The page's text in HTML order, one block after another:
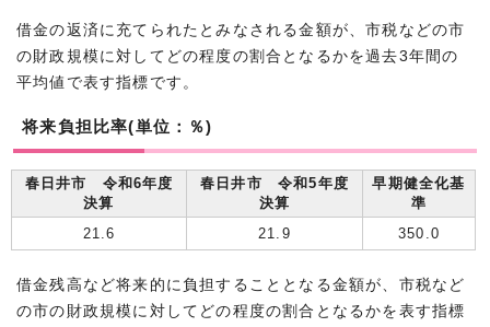
借金の返済に充てられたとみなされる金額が、市税などの市
の財政規模に対してどの程度の割合となるかを過去3年間の
平均値で表す指標です。
将来負担比率(単位：％)
春日井市 令和6年度
決算
春日井市 令和5年度
決算
早期健全化基
準
21.6
21.9 350.0
借金残高など将来的に負担することとなる金額が、市税など
の市の財政規模に対してどの程度の割合となるかを表す指標